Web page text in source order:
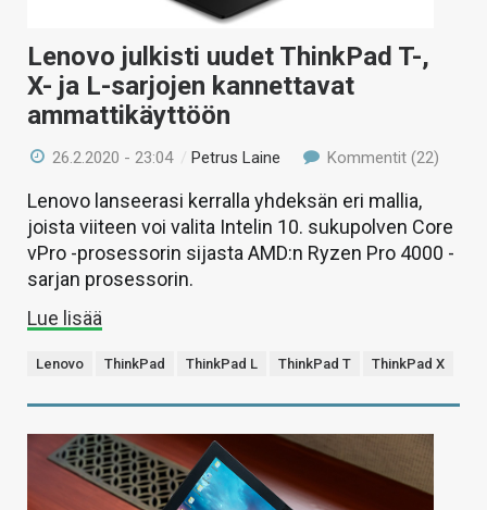
Lenovo julkisti uudet ThinkPad T-,
X- ja L-sarjojen kannettavat
ammattikäyttöön
26.2.2020 - 23:04 /Petrus Laine Kommentit (22)
Lenovo lanseerasi kerralla yhdeksän eri mallia,
joista viiteen voi valita Intelin 10. sukupolven Core
vPro -prosessorin sijasta AMD:n Ryzen Pro 4000 -
sarjan prosessorin.
Lue lisää
Lenovo ThinkPad ThinkPad L ThinkPad T ThinkPad X